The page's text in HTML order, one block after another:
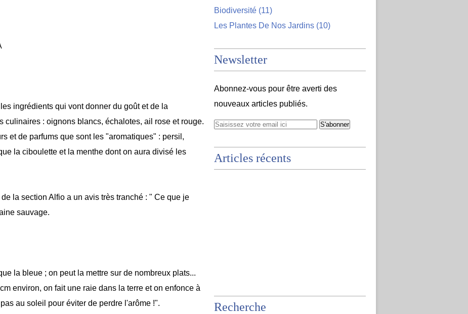
ingrédients qui vont donner du goût et de la
culinaires : oignons blancs, échalotes, ail rose et rouge.
et de parfums que sont les "aromatiques" : persil,
la ciboulette et la menthe dont on aura divisé les
la section Alfio a un avis très tranché : " Ce que je
sauvage.
la bleue ; on peut la mettre sur de nombreux plats...
environ, on fait une raie dans la terre et on enfonce à
au soleil pour éviter de perdre l'arôme !".
Biodiversité (11)
Les Plantes De Nos Jardins (10)
Newsletter
Abonnez-vous pour être averti des
nouveaux articles publiés.
Articles récents
Recherche